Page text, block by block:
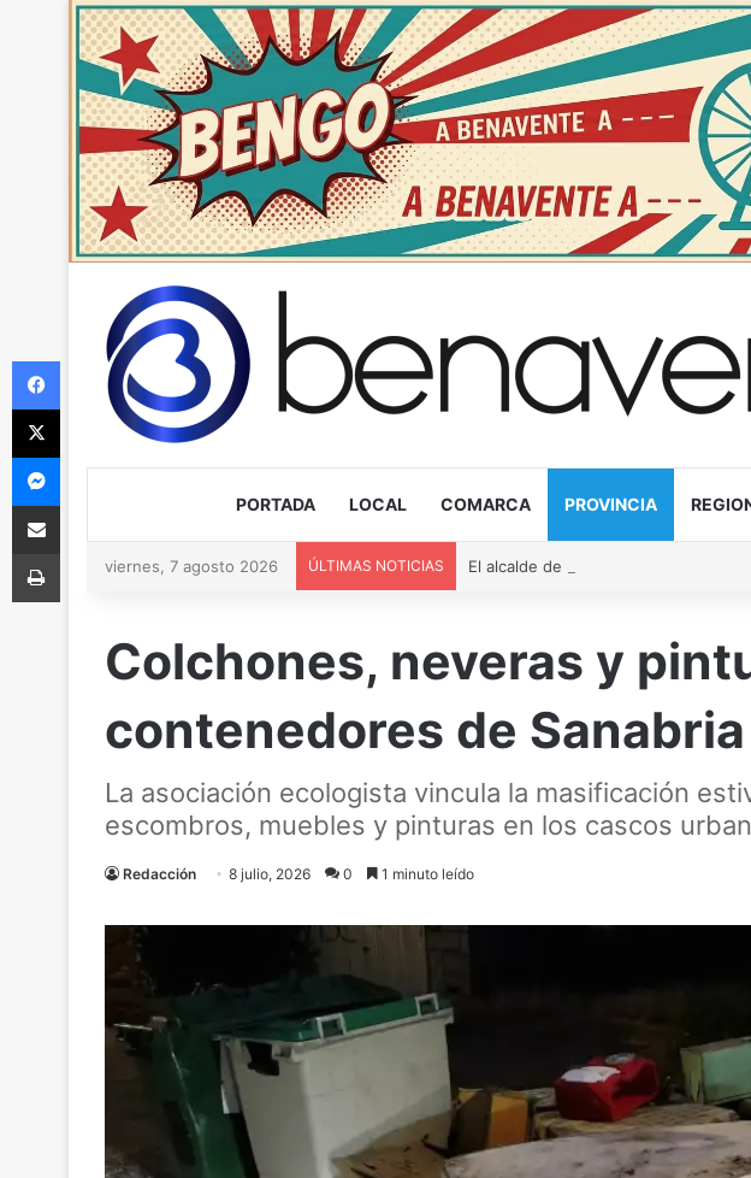
PORTADA LOCAL COMARCA PROVINCIA
viernes, 7 agosto 2026 ÚLTIMAS NOTICIAS
Colchones, neveras y
contenedores de Sanabria
La asociación ecologista vincula la masificación
escombros, muebles y pinturas en los cascos
Redacción 8 julio, 2026 0 1 minuto leído
Facebook
X
Messenger
Compartir via Email